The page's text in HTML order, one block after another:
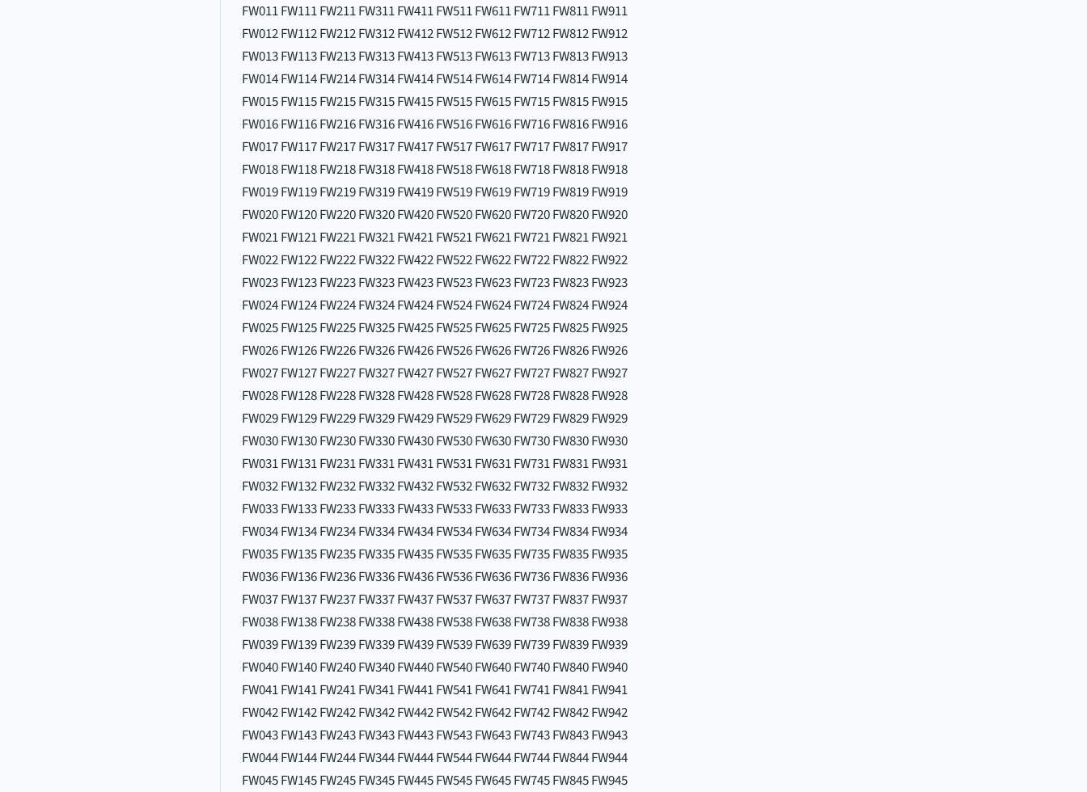
FW011 FW111 FW211 FW311 FW411 FW511 FW611 FW711 FW811 FW911
FW012 FW112 FW212 FW312 FW412 FW512 FW612 FW712 FW812 FW912
FW013 FW113 FW213 FW313 FW413 FW513 FW613 FW713 FW813 FW913
FW014 FW114 FW214 FW314 FW414 FW514 FW614 FW714 FW814 FW914
FW015 FW115 FW215 FW315 FW415 FW515 FW615 FW715 FW815 FW915
FW016 FW116 FW216 FW316 FW416 FW516 FW616 FW716 FW816 FW916
FW017 FW117 FW217 FW317 FW417 FW517 FW617 FW717 FW817 FW917
FW018 FW118 FW218 FW318 FW418 FW518 FW618 FW718 FW818 FW918
FW019 FW119 FW219 FW319 FW419 FW519 FW619 FW719 FW819 FW919
FW020 FW120 FW220 FW320 FW420 FW520 FW620 FW720 FW820 FW920
FW021 FW121 FW221 FW321 FW421 FW521 FW621 FW721 FW821 FW921
FW022 FW122 FW222 FW322 FW422 FW522 FW622 FW722 FW822 FW922
FW023 FW123 FW223 FW323 FW423 FW523 FW623 FW723 FW823 FW923
FW024 FW124 FW224 FW324 FW424 FW524 FW624 FW724 FW824 FW924
FW025 FW125 FW225 FW325 FW425 FW525 FW625 FW725 FW825 FW925
FW026 FW126 FW226 FW326 FW426 FW526 FW626 FW726 FW826 FW926
FW027 FW127 FW227 FW327 FW427 FW527 FW627 FW727 FW827 FW927
FW028 FW128 FW228 FW328 FW428 FW528 FW628 FW728 FW828 FW928
FW029 FW129 FW229 FW329 FW429 FW529 FW629 FW729 FW829 FW929
FW030 FW130 FW230 FW330 FW430 FW530 FW630 FW730 FW830 FW930
FW031 FW131 FW231 FW331 FW431 FW531 FW631 FW731 FW831 FW931
FW032 FW132 FW232 FW332 FW432 FW532 FW632 FW732 FW832 FW932
FW033 FW133 FW233 FW333 FW433 FW533 FW633 FW733 FW833 FW933
FW034 FW134 FW234 FW334 FW434 FW534 FW634 FW734 FW834 FW934
FW035 FW135 FW235 FW335 FW435 FW535 FW635 FW735 FW835 FW935
FW036 FW136 FW236 FW336 FW436 FW536 FW636 FW736 FW836 FW936
FW037 FW137 FW237 FW337 FW437 FW537 FW637 FW737 FW837 FW937
FW038 FW138 FW238 FW338 FW438 FW538 FW638 FW738 FW838 FW938
FW039 FW139 FW239 FW339 FW439 FW539 FW639 FW739 FW839 FW939
FW040 FW140 FW240 FW340 FW440 FW540 FW640 FW740 FW840 FW940
FW041 FW141 FW241 FW341 FW441 FW541 FW641 FW741 FW841 FW941
FW042 FW142 FW242 FW342 FW442 FW542 FW642 FW742 FW842 FW942
FW043 FW143 FW243 FW343 FW443 FW543 FW643 FW743 FW843 FW943
FW044 FW144 FW244 FW344 FW444 FW544 FW644 FW744 FW844 FW944
FW045 FW145 FW245 FW345 FW445 FW545 FW645 FW745 FW845 FW945